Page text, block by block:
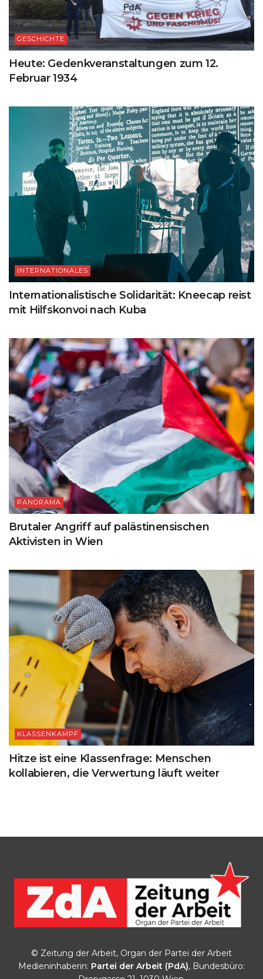
GESCHICHTE
Heute: Gedenkveranstaltungen zum 12.
Februar 1934
INTERNATIONALES
Internationalistische Solidarität: Kneecap reist
mit Hilfskonvoi nach Kuba
PANORAMA
Brutaler Angriff auf palästinensischen
Aktivisten in Wien
KLASSENKAMPF
Hitze ist eine Klassenfrage: Menschen
kollabieren, die Verwertung läuft weiter
© Zeitung der Arbeit, Organ der Partei der Arbeit
Medieninhaberin: Partei der Arbeit (PdA), Bundesbüro: